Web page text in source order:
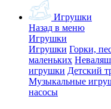
Игрушки
Назад в меню
Игрушки
Игрушки Горки,
маленьких
игрушки Детский
Музыкальные
насосы